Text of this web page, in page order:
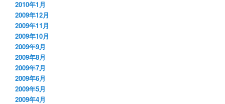
2010年1月
2009年12月
2009年11月
2009年10月
2009年9月
2009年8月
2009年7月
2009年6月
2009年5月
2009年4月